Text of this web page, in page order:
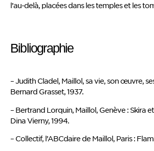
l’au-delà, placées dans les temples et les
Bibliographie
– Judith Cladel, Maillol, sa vie, son œuvre,
Bernard Grasset, 1937.
– Bertrand Lorquin, Maillol, Genève : Skira
Dina Vierny, 1994.
– Collectif, l’ABCdaire de Maillol, Paris :